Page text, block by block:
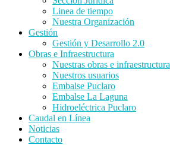
Linea de tiempo
Nuestra Organización
Gestión
Gestión y Desarrollo 2.0
Obras e Infraestructura
Nuestras obras e infraestructura
Nuestros usuarios
Embalse Puclaro
Embalse La Laguna
Hidroeléctrica Puclaro
Caudal en Línea
Noticias
Contacto